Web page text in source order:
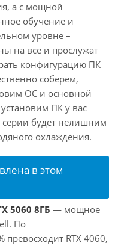
а с мощной
обучение и
уровне –
на всё и прослужат
конфигурацию ПК
соберем,
ОС и основной
ПК у вас
будет нелишним
охлаждения.
в этом
5060 8ГБ — мощное
По
превосходит RTX 4060,